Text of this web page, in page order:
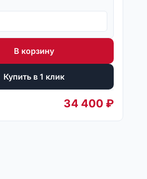
В корзину
Купить в 1 клик
34 400 ₽